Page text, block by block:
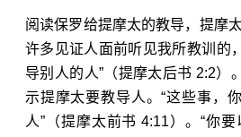
阅读保罗给提摩太的教导，提摩
许多见证人面前听见我所教训的
导别人的人”（提摩太后书 2:2）
示提摩太要教导人。“这些事，
人”（提摩太前书 4:11）。“你